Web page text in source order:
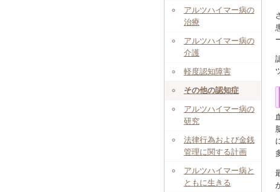
アルツハイマー病の
治療
アルツハイマー病の
介護
軽度認知障害
その他の認知症
アルツハイマー病の
研究
法律行為および金銭
管理に関する計画
アルツハイマー病と
ともに生きる